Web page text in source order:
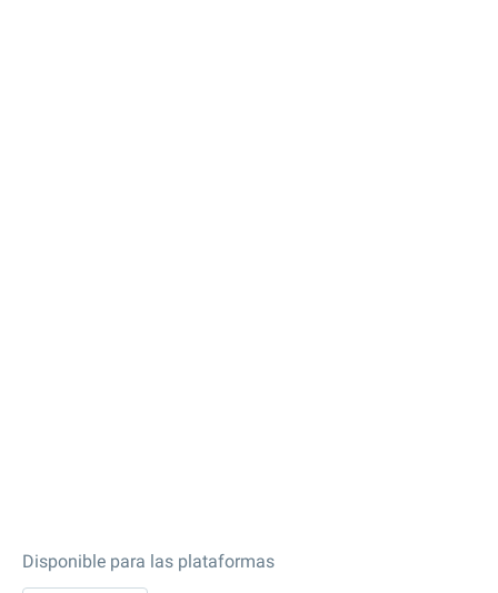
Disponible para las plataformas